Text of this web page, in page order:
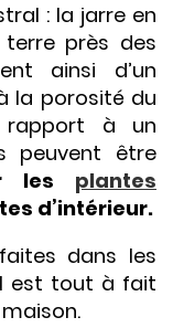
: la jarre en
près des
ainsi d’un
la porosité du
rapport à un
peuvent être
les plantes
d’intérieur.
dans les
est tout à fait